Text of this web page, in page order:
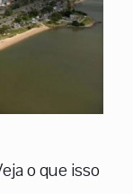
o que isso